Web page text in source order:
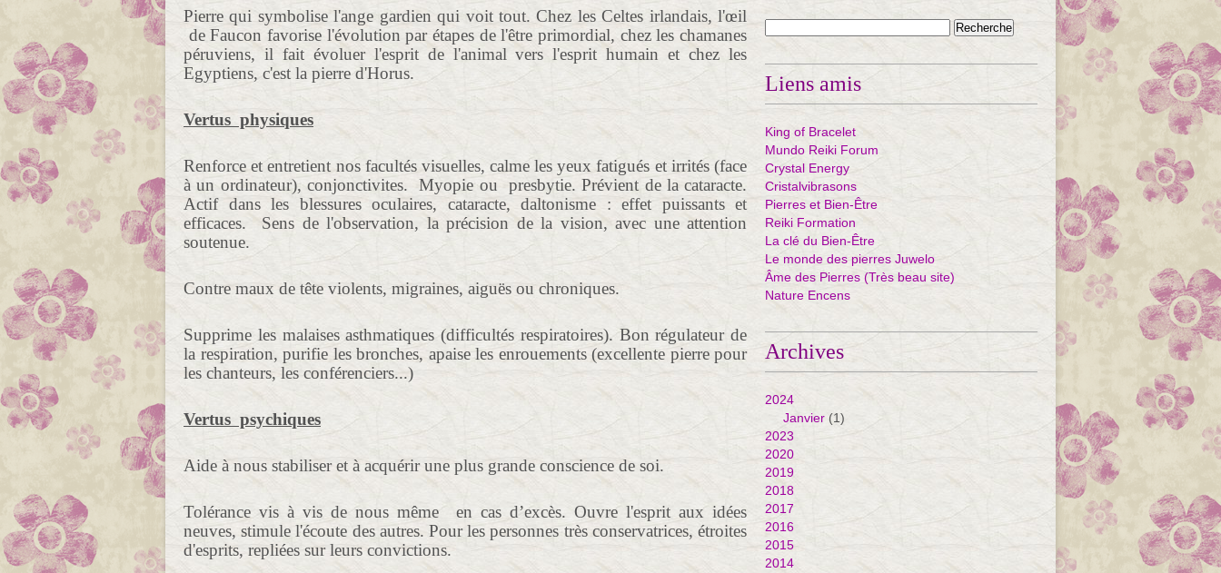
Pierre qui symbolise l'ange gardien qui voit tout. Chez les Celtes irlandais, l'œil
de Faucon favorise l'évolution par étapes de l'être primordial, chez les chamanes
péruviens, il fait évoluer l'esprit de l'animal vers l'esprit humain et chez les
Egyptiens, c'est la pierre d'Horus.
Vertus physiques
Renforce et entretient nos facultés visuelles, calme les yeux fatigués et irrités (face
à un ordinateur), conjonctivites. Myopie ou presbytie. Prévient de la cataracte.
Actif dans les blessures oculaires, cataracte, daltonisme : effet puissants et
efficaces. Sens de l'observation, la précision de la vision, avec une attention
soutenue.
Contre maux de tête violents, migraines, aiguës ou chroniques.
Supprime les malaises asthmatiques (difficultés respiratoires). Bon régulateur de
la respiration, purifie les bronches, apaise les enrouements (excellente pierre pour
les chanteurs, les conférenciers...)
Vertus psychiques
Aide à nous stabiliser et à acquérir une plus grande conscience de soi.
Tolérance vis à vis de nous même en cas d’excès. Ouvre l'esprit aux idées
neuves, stimule l'écoute des autres. Pour les personnes très conservatrices, étroites
d'esprits, repliées sur leurs convictions.
Liens amis
King of Bracelet
Mundo Reiki Forum
Crystal Energy
Cristalvibrasons
Pierres et Bien-Être
Reiki Formation
La clé du Bien-Être
Le monde des pierres Juwelo
Âme des Pierres (Très beau site)
Nature Encens
Archives
2024
Janvier (1)
2023
2020
2019
2018
2017
2016
2015
2014